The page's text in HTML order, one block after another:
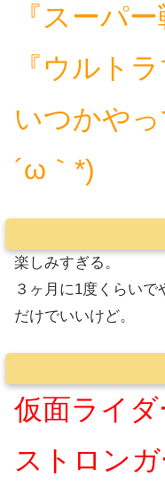
『スーパ
『ウルト
いつかや
´ω｀*)
楽しみすぎる。
３ヶ月に1度くらい
だけでいいけど。
仮面ライ
ストロン